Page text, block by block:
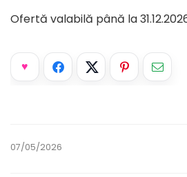
Ofertă valabilă până la
07/05/2026